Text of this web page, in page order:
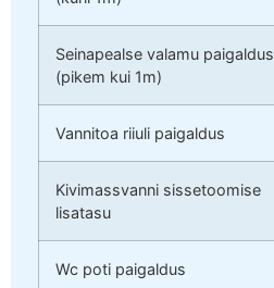
Seinapealse valamu paigaldus
(pikem kui 1m)
Vannitoa riiuli paigaldus
Kivimassvanni sissetoomise
lisatasu
Wc poti paigaldus